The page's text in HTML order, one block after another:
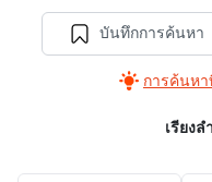
บันทึกการค้นหา
การค้นหา
เรียงล